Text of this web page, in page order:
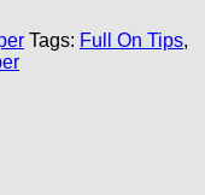
Tags: Full On Tips,